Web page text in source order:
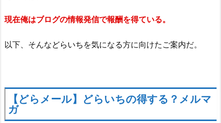
現在俺はブログの情報発信で報酬を得ている。
以下、そんなどらいち を気になる方に向けたご案内だ。
【どらメール】どらいちの得する？メルマ
ガ